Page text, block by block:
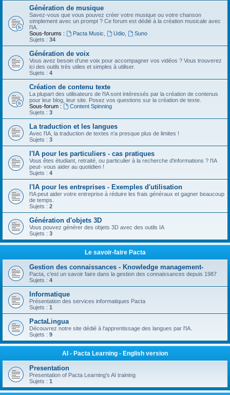
Génération de musique
Savez-vous que vous pouvez créer votre musique ou votre chanson
simplement avec un prompt ? Ce forum est dédié à la création musicale avec
l'IA.
Sous-forums :
Pacta Music Udio,
Suno
Sujets : 34
Génération de voix
Vous avez besoin d'une voix pour accompagner vos vidéos ? Vous trouverez
ici des outils très utiles et simples à utiliser.
Sujets : 4
Création de contenu texte
La plupart des utilisateurs de l'IA sont intéressés par la création de contenus
pour leur blog, leur site. Posez vos questions sur la création de texte.
Sous-forum :
Content Spinning
Sujets : 3
La traduction et les langues
Avec l'IA, la traduction de textes n'a presque plus de limites !
Sujets : 3
l'IA pour les particuliers - cas pratiques
Vous êtes étudiant, retraité, ou particulier à la recherche d'informations ? l'IA
peut- vous aider au quotidien !
Sujets : 4
l'IA pour les entreprises - Exemples d'utilisation
l'IA peut aider votre entreprise à réduire les frais généraux et gagner beaucoup
de temps.
Sujets : 2
Génération d'objets 3D
Vous pouvez générer des objets 3D avec des outils IA
Sujets : 3
Le savoir-faire Pacta
Gestion des connaissances - Knowledge management-
Pacta, c'est un savoir faire dans la gestion des connaissances depuis 1987
Sujets : 4
Informatique
Présentation des services informatiques Pacta
Sujets : 1
PactaLingua
Découvrez notre site dédié à l'apprentissage des langues par l'IA.
Sujets : 9
AI - Pacta Learning - English version
Presentation
Presentation of Pacta Learning’s AI training
Sujets : 1